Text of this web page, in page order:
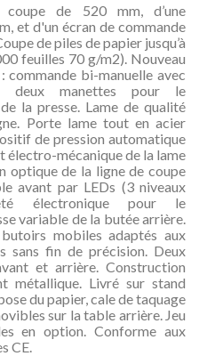
coupe de 520 mm, d’une
et d'un écran de commande
de piles de papier jusqu’à
feuilles 70 g/m2). Nouveau
bi-manuelle avec
deux manettes pour le
la presse. Lame de qualité
Porte lame tout en acier
de pression automatique
électro-mécanique de la lame
optique de la ligne de coupe
avant par LEDs (3 niveaux
électronique pour le
variable de la butée arrière.
mobiles adaptés aux
sans fin de précision. Deux
et arrière. Construction
métallique. Livré sur stand
du papier, cale de taquage
sur la table arrière. Jeu
en option. Conforme aux
CE.